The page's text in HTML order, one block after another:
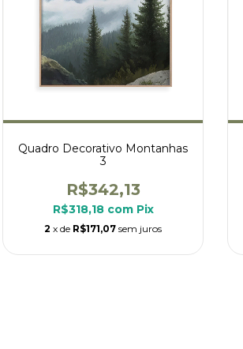
Quadro Decorativo Montanhas
3
R$342,13
R$318,18 com Pix
2 x de R$171,07 sem juros